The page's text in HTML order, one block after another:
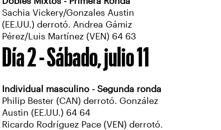
Sachia Vickery/Gonzales Austin
(EE.UU.) derrotó. Andrea Gámiz
Pérez/Luis Martínez (VEN) 64 63
Día 2 - Sábado, julio 11
Individual masculino - Segunda ronda
Philip Bester (CAN) derrotó. González
Austin (EE.UU.) 64 64
Ricardo Rodríguez Pace (VEN) derrotó.